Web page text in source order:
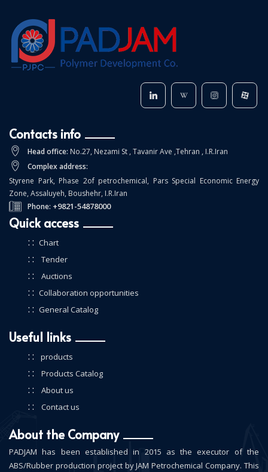
Contacts info
Head office: No.27, Nezami St , Tavanir Ave ,Tehran , I.R.Iran
Complex address:
Styrene Park, Phase 2of petrochemical, Pars Special Economic Energy
Zone, Assaluyeh, Boushehr, I.R.Iran
Phone: +9821-54878000
Quick access
: : Chart
: : Tender
: : Auctions
: : Collaboration opportunities
: : General Catalog
Useful links
: : products
: : Products Catalog
: : About us
: : Contact us
About the Company
PADJAM has been established in 2015 as the executor of the
ABS/Rubber production project by JAM Petrochemical Company. This